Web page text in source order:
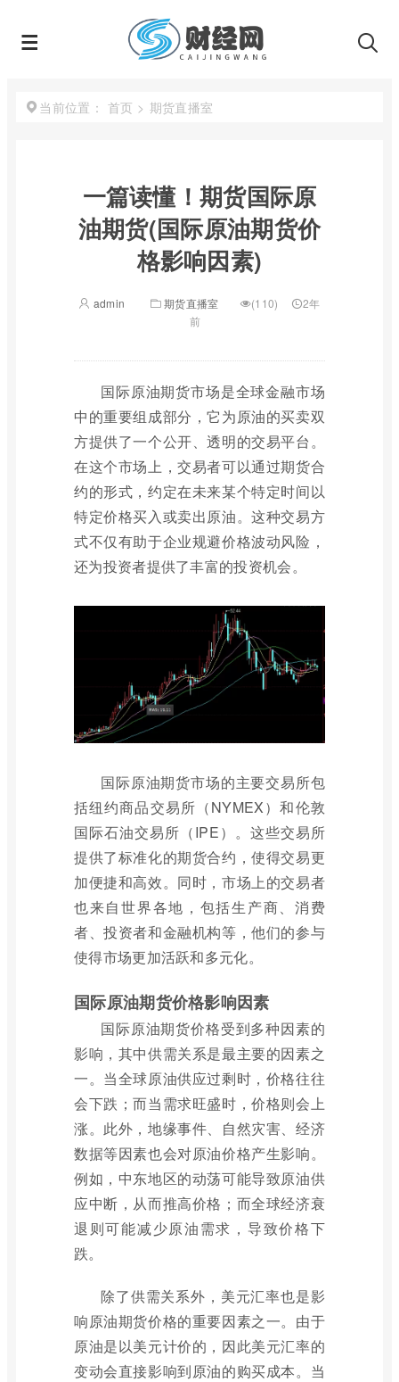
当前位置： 首页 > 期货直播室
一篇读懂！期货国际原
油期货(国际原油期货价
格影响因素)
admin 期货直播室 (110)
2年
前
国际原油期货市场是全球金融市场
中的重要组成部分，它为原油的买卖双
方提供了一个公开、透明的交易平台。
在这个市场上，交易者可以通过期货合
约的形式，约定在未来某个特定时间以
特定价格买入或卖出原油。这种交易方
式不仅有助于企业规避价格波动风险，
还为投资者提供了丰富的投资机会。
国际原油期货市场的主要交易所包
括纽约商品交易所（NYMEX）和伦敦
国际石油交易所（IPE）。这些交易所
提供了标准化的期货合约，使得交易更
加便捷和高效。同时，市场上的交易者
也来自世界各地，包括生产商、消费
者、投资者和金融机构等，他们的参与
使得市场更加活跃和多元化。
国际原油期货价格影响因素
国际原油期货价格受到多种因素的
影响，其中供需关系是最主要的因素之
一。当全球原油供应过剩时，价格往往
会下跌；而当需求旺盛时，价格则会上
涨。此外，地缘事件、自然灾害、经济
数据等因素也会对原油价格产生影响。
例如，中东地区的动荡可能导致原油供
应中断，从而推高价格；而全球经济衰
退则可能减少原油需求，导致价格下
跌。
除了供需关系外，美元汇率也是影
响原油期货价格的重要因素之一。由于
原油是以美元计价的，因此美元汇率的
变动会直接影响到原油的购买成本。当